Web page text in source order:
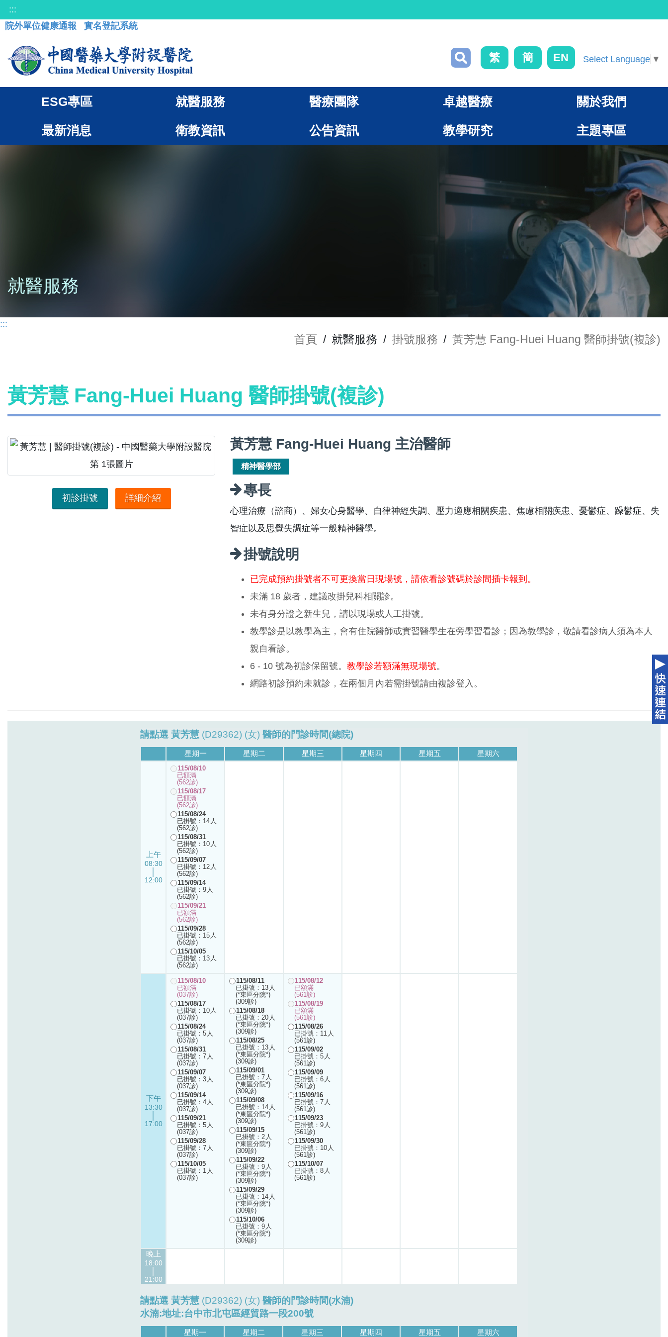
:::
院外單位健康通報
實名登記系統
繁 簡 EN Select Language ▼
ESG專區 就醫服務 醫療團隊 卓越醫療 關於我們
最新消息 衛教資訊 公告資訊 教學研究 主題專區
就醫服務
:::
首頁 / 就醫服務 / 掛號服務 / 黃芳慧 Fang-Huei Huang 醫師掛號(複診)
黃芳慧 Fang-Huei Huang 醫師掛號(複診)
初診掛號 詳細介紹
黃芳慧 Fang-Huei Huang 主治醫師
精神醫學部
專長
心理治療（諮商）、婦女心身醫學、自律神經失調、壓力適應相關疾患、焦慮相關疾患、憂鬱症、躁鬱症、失
智症以及思覺失調症等一般精神醫學。
掛號說明
已完成預約掛號者不可更換當日現場號，請依看診號碼於診間插卡報到。
未滿 18 歲者，建議改掛兒科相關診。
未有身分證之新生兒，請以現場或人工掛號。
教學診是以教學為主，會有住院醫師或實習醫學生在旁學習看診；因為教學診，敬請看診病人須為本人
親自看診。
6 - 10 號為初診保留號。 教學診若額滿無現場號。
網路初診預約未就診，在兩個月內若需掛號請由複診登入。